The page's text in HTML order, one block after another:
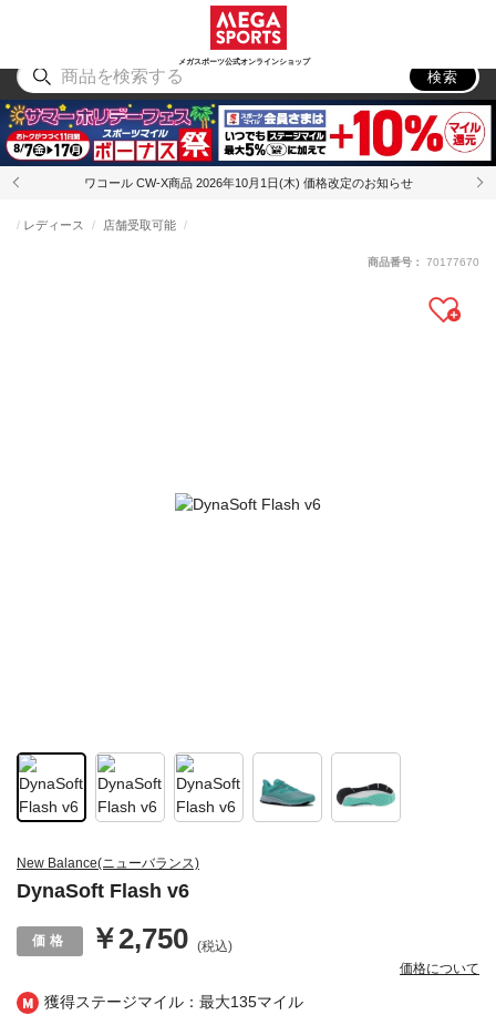
メガスポーツ公式オンラインショップ
アウトドア
検索
ワコール CW-X商品 2026年10月1日(木) 価格改定のお知らせ
獲得ステージマイル：最大135マイル
New Balance(ニューバランス)
DynaSoft Flash v6
レディース 店舗受取可能
￥2,750 (税込)
価格について
商品番号： 70177670